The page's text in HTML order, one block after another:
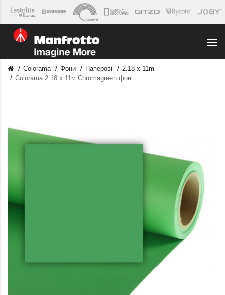
Colorama Фони Паперові
2.18 x 11m
Colorama 2.18 x 11м Chromagreen фон